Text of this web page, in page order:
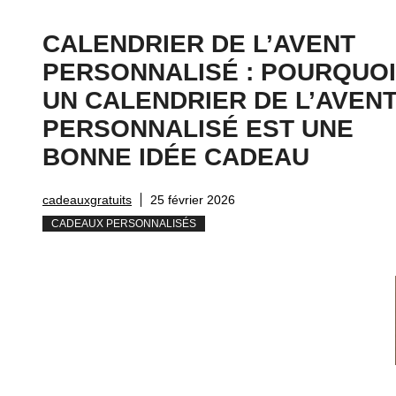
CALENDRIER DE L’AVENT
PERSONNALISÉ : POURQUOI
UN CALENDRIER DE
PERSONNALISÉ EST UNE
BONNE IDÉE CADEAU
cadeauxgratuits 25 février 2026
CADEAUX PERSONNALISÉS